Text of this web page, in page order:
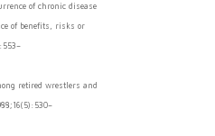
of chronic disease
of benefits, risks or
retired wrestlers and